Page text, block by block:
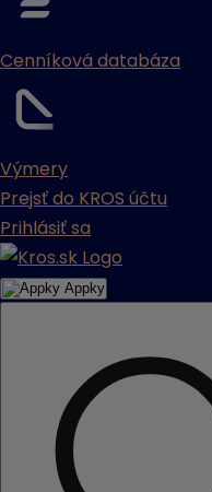
Cenníková databáza
Výmery
Prejsť do KROS účtu
Prihlásiť sa
Appky